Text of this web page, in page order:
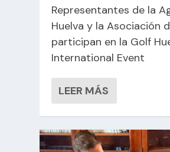
Representantes de la
Huelva y la Asociación
participan en la Golf
International Event
LEER MÁS